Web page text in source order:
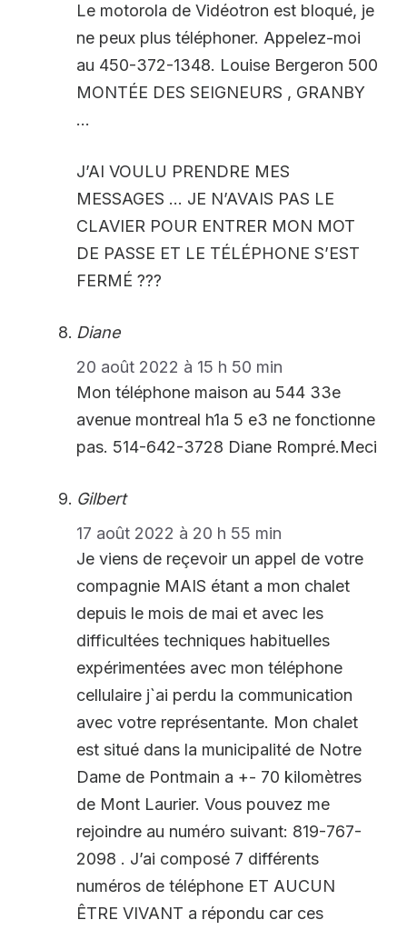
Le motorola de Vidéotron est bloqué, je
ne peux plus téléphoner. Appelez-moi
au 450-372-1348. Louise Bergeron 500
MONTÉE DES SEIGNEURS , GRANBY
…
J’AI VOULU PRENDRE MES
MESSAGES … JE N’AVAIS PAS LE
CLAVIER POUR ENTRER MON MOT
DE PASSE ET LE TÉLÉPHONE S’EST
FERMÉ ???
Diane
20 août 2022 à 15 h 50 min
Mon téléphone maison au 544 33e
avenue montreal h1a 5 e3 ne fonctionne
pas. 514-642-3728 Diane Rompré.Meci
Gilbert
17 août 2022 à 20 h 55 min
Je viens de reçevoir un appel de votre
compagnie MAIS étant a mon chalet
depuis le mois de mai et avec les
difficultées techniques habituelles
expérimentées avec mon téléphone
cellulaire j`ai perdu la communication
avec votre représentante. Mon chalet
est situé dans la municipalité de Notre
Dame de Pontmain a +- 70 kilomètres
de Mont Laurier. Vous pouvez me
rejoindre au numéro suivant: 819-767-
2098 . J’ai composé 7 différents
numéros de téléphone ET AUCUN
ÊTRE VIVANT a répondu car ces